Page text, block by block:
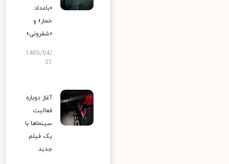
«بامداد
خمار» و
«شفرونی»
1405/04/
آغاز دوباره
فعالیت
سینماها با
یک فیلم
جدید